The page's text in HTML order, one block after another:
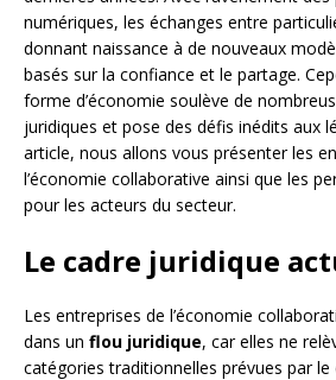
numériques, les échanges entre
donnant naissance à de nouveaux
basés sur la confiance et le partage.
forme d’économie soulève de
juridiques et pose des défis inédits aux
article, nous allons vous présenter les
l’économie collaborative ainsi que les
pour les acteurs du secteur.
Le cadre juridique
Les entreprises de l’économie
dans un flou juridique, car elles ne
catégories traditionnelles prévues par